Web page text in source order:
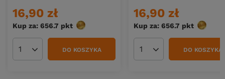
16,90 zł
Kup za: 656.7 pkt punktów
Ilość produktówDO KOSZYKA
16,90 zł
Kup za: 656.7 pkt
Ilość produktówDO KOSZYKA